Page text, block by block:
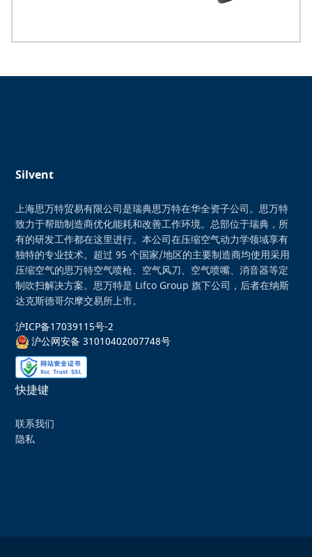
Silvent
上海思万特贸易有限公司是瑞典思万特在华全资子公司。思万特
致力于帮助制造商优化能耗和改善工作环境。总部位于瑞典，所
有的研发工作都在这里进行。本公司在压缩空气动力学领域享有
独特的专业技术。超过 95 个国家/地区的主要制造商均使用采用
压缩空气的思万特空气喷枪、空气风刀、空气喷嘴、消音器等定
制吹扫解决方案。思万特是 Lifco Group 旗下公司，后者在纳斯
达克斯德哥尔摩交易所上市。
沪ICP备17039115号-2
沪公网安备 31010402007748号
快捷键
联系我们
隐私